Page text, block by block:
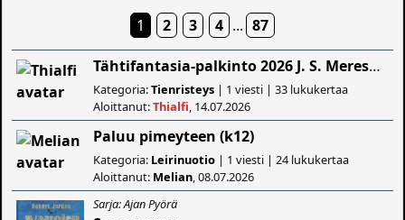
1 2 3 4 ... 87
Tähtifantasia-palkinto 2026 J. S. Meresmaalle
Kategoria:Tienristeys | 1 viesti | 33 lukukertaa
Aloittanut:Thialfi , 14.07.2026
Paluu pimeyteen (k12)
Kategoria: Leirinuotio | 1 viesti | 24 lukukertaa
Aloittanut: Melian , 08.07.2026
Sarja: Ajan Pyörä